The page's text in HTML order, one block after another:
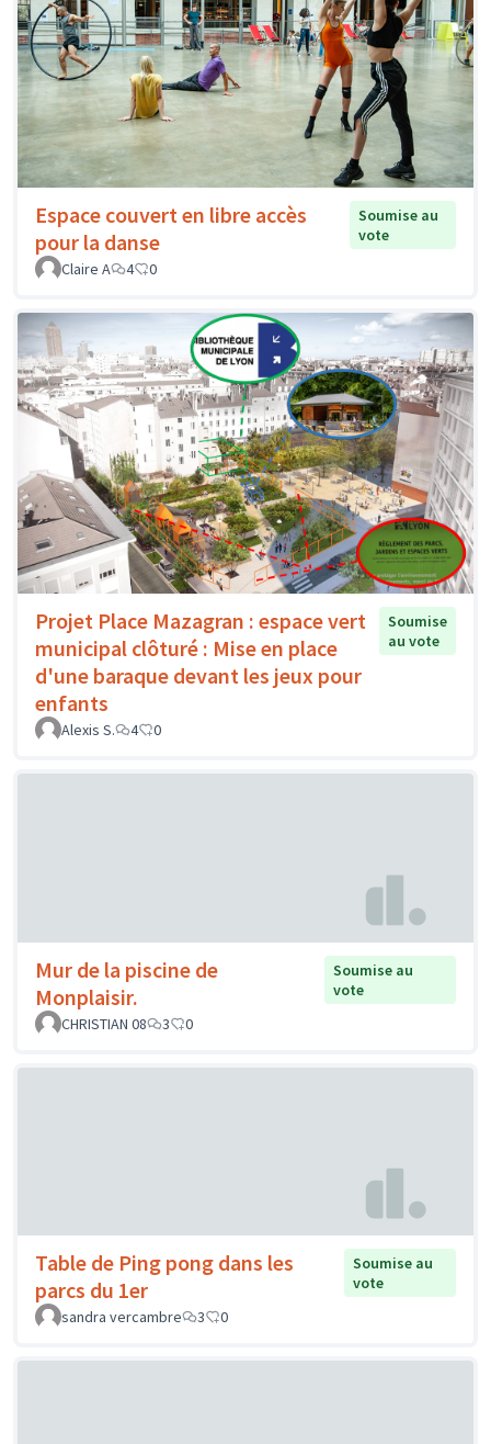
Espace couvert en libre accès
pour la danse
Soumise au
vote
Claire A
4 0
Projet Place Mazagran : espace vert
municipal clôturé : Mise en place
d'une baraque devant les jeux pour
enfants
Soumise
au vote
Alexis S. 4 0
Mur de la piscine de
Monplaisir.
Soumise au
vote
CHRISTIAN 08
3 0
Table de Ping pong dans les
parcs du 1er
Soumise au
vote
sandra vercambre
3 0